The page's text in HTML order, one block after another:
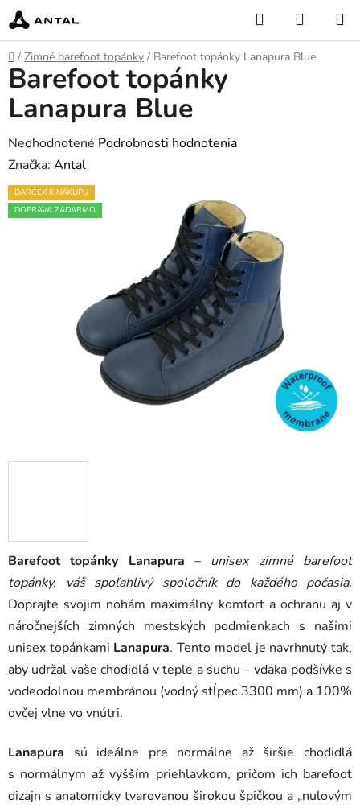
Prejsť
na
obsah
Hľadať
KOŠÍK
Domov
/ Zimné barefoot topánky / Barefoot topánky Lanapura Blue
Barefoot topánky Lanapura – unisex zimné barefoot
topánky, váš spoľahlivý spoločník do každého počasia.
Doprajte svojim nohám maximálny komfort a ochranu aj v
náročnejších zimných mestských podmienkach s našimi
unisex topánkami Lanapura. Tento model je navrhnutý tak,
aby udržal vaše chodidlá v teple a suchu – vďaka podšívke s
vodeodolnou membránou (vodný stĺpec 3300 mm) a 100%
ovčej vlne vo vnútri.
Lanapura sú ideálne pre normálne až širšie chodidlá
s normálnym až vyšším priehlavkom, pričom ich barefoot
dizajn s anatomicky tvarovanou širokou špičkou a „nulovým
Barefoot topánky
Lanapura Blue
Priemerné
hodnotenie
produktu
je
Neohodnotené Podrobnosti hodnotenia
Značka: Antal
DARČEK K NÁKUPU
DOPRAVA ZADARMO